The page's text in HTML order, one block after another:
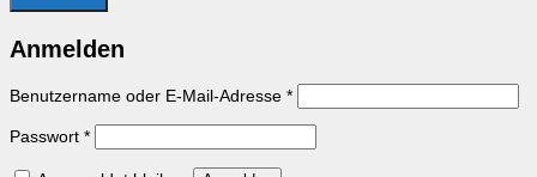
Anmelden
Benutzername oder E-Mail-Adresse *Erforderlich
Passwort *Erforderlich